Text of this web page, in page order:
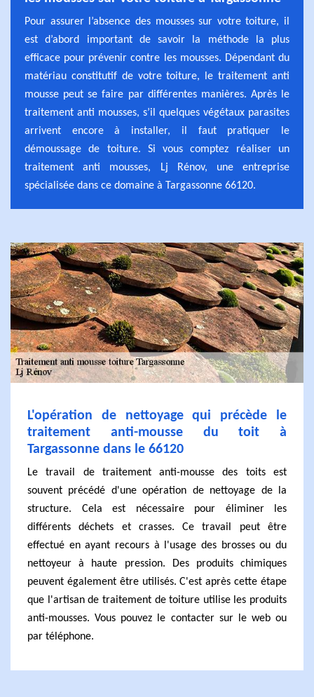
Pour assurer l’absence des mousses sur votre toiture, il
est d’abord important de savoir la méthode la plus
efficace pour prévenir contre les mousses. Dépendant du
matériau constitutif de votre toiture, le traitement anti
mousse peut se faire par différentes manières. Après le
traitement anti mousses, s’il quelques végétaux parasites
arrivent encore à installer, il faut pratiquer le
démoussage de toiture. Si vous comptez réaliser un
traitement anti mousses, Lj Rénov, une entreprise
spécialisée dans ce domaine à Targassonne 66120.
L'opération de nettoyage qui précède le
traitement anti-mousse du toit à
Targassonne dans le 66120
Le travail de traitement anti-mousse des toits est
souvent précédé d'une opération de nettoyage de la
structure. Cela est nécessaire pour éliminer les
différents déchets et crasses. Ce travail peut être
effectué en ayant recours à l'usage des brosses ou du
nettoyeur à haute pression. Des produits chimiques
peuvent également être utilisés. C'est après cette étape
que l'artisan de traitement de toiture utilise les produits
anti-mousses. Vous pouvez le contacter sur le web ou
par téléphone.